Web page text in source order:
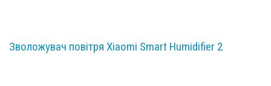
Зволожувач повітря Xiaomi Smart Humidifier 2